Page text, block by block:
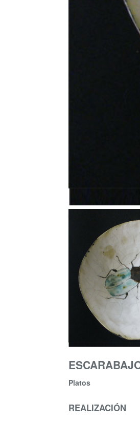
Platos
REALIZACIÓN